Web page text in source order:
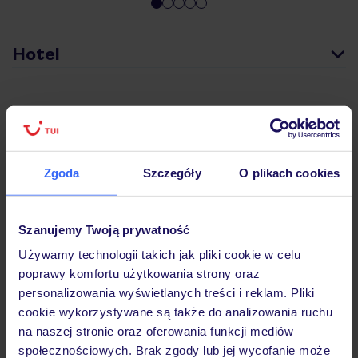
Zgoda Szczegóły O plikach cookies
Szanujemy Twoją prywatność
Używamy technologii takich jak pliki cookie w celu
poprawy komfortu użytkowania strony oraz
personalizowania wyświetlanych treści i reklam. Pliki
cookie wykorzystywane są także do analizowania ruchu
na naszej stronie oraz oferowania funkcji mediów
społecznościowych. Brak zgody lub jej wycofanie może
Hotel
Pokoje
Wyżywienie
Atrakcje
Ważne informacje